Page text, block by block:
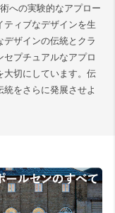
への実験的なアプロー
ティブなデザインを生
ザインの伝統とクラ
プチュアルなアプロ
大切にしています。伝
をさらに発展させよ